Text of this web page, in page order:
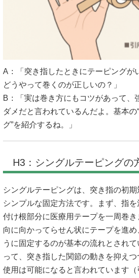
A：「突き指したときにテーピングが
どうやって巻くのが正しいの？」
B：「実は巻き方にもコツがあって、
ダメだと言われているんだよ。基本の
グ”を紹介するね。」
H3：シングルテーピングの
シングルテーピングは、突き指の初
シンプルな固定方法です。まず、指
付け根部分に医療用テープを一周巻
向に向かってらせん状にテープを進
うに固定するのが基本の流れとされ
って、突き指した関節の動きを抑え
使用は可能になると言われています（